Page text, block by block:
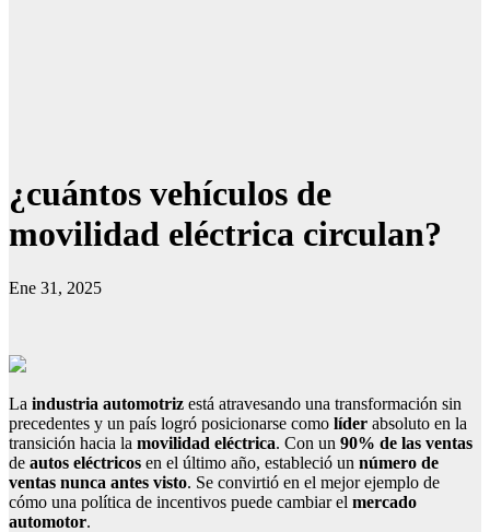
¿cuántos vehículos de
movilidad eléctrica circulan?
Ene 31, 2025
La industria automotriz está atravesando una transformación sin
precedentes y un país logró posicionarse como líder absoluto en la
transición hacia la movilidad eléctrica. Con un 90% de las ventas
de autos eléctricos en el último año, estableció un número de
ventas nunca antes visto. Se convirtió en el mejor ejemplo de
cómo una política de incentivos puede cambiar el mercado
automotor.